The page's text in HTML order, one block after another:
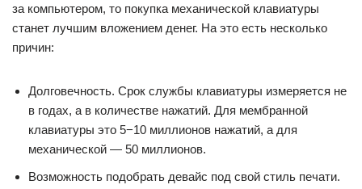
за компьютером, то покупка механической клавиатуры
станет лучшим вложением денег. На это есть несколько
причин:
Долговечность. Срок службы клавиатуры измеряется не
в годах, а в количестве нажатий. Для мембранной
клавиатуры это 5−10 миллионов нажатий, а для
механической — 50 миллионов.
Возможность подобрать девайс под свой стиль печати.